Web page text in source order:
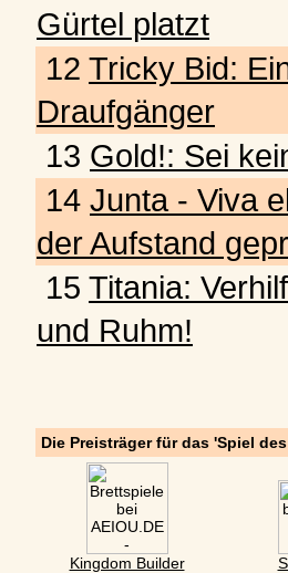
Gürtel platzt
12 Tricky Bid:
Draufgänger
13 Gold!: Sei
14 Junta - Viva
der Aufstand
15 Titania:
und Ruhm!
Die Preisträger für das 'Spiel
Kingdom Builder